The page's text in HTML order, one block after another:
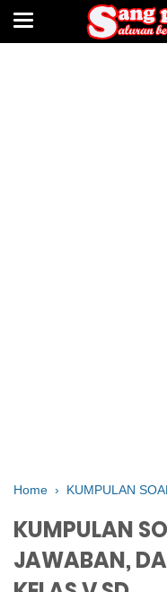
Home › KUMPULAN SOAL
KUMPULAN
JAWABAN,